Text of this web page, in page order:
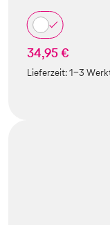
34,95 €
Lieferzeit:1-3